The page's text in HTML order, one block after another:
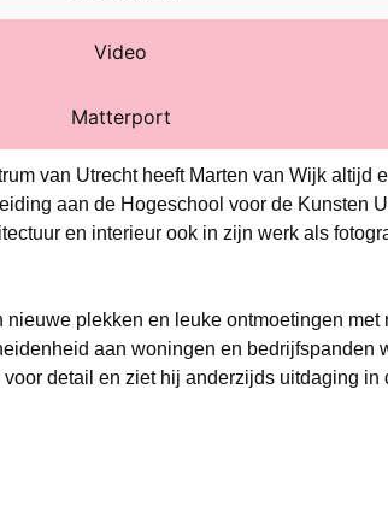
Video
Matterport
van Utrecht heeft Marten van Wijk altijd
aan de Hogeschool voor de Kunsten
en interieur ook in zijn werk als
plekken en leuke ontmoetingen met
aan woningen en bedrijfspanden
detail en ziet hij anderzijds uitdaging in